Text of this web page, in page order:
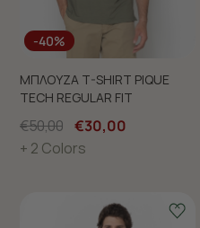
-40%
ΜΠΛΟΥΖΑ T-SHIRT PIQUE
TECH REGULAR FIT
€50,00 €30,00
+ 2 Colors